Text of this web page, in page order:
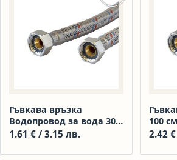
Гъвкава връзка
Водопровод за вода 30
см.- гайка 1/2″ х гайка
1.61 € / 3.15 лв.
100
2.42 €